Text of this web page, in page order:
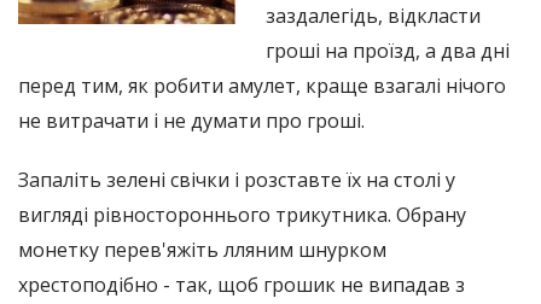
заздалегідь, відкласти
гроші на проїзд, а два дні
перед тим, як робити амулет, краще взагалі нічого
не витрачати і не думати про гроші.
Запаліть зелені свічки і розставте їх на столі у
вигляді рівностороннього трикутника. Обрану
монетку перев'яжіть лляним шнурком
хрестоподібно - так, щоб грошик не випадав з